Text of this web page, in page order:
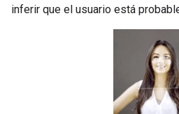
inferir que el usuario está